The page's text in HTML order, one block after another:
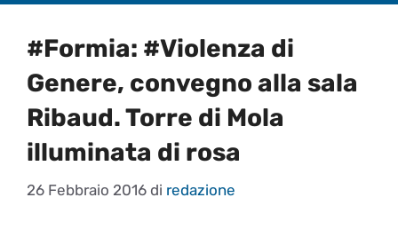
#Formia: #Violenza di
Genere, convegno alla sala
Ribaud. Torre di Mola
illuminata di rosa
26 Febbraio 2016 di redazione